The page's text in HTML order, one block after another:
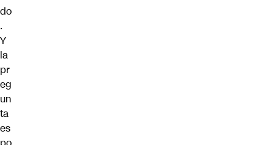
do
.
Y
la
pr
eg
un
ta
es